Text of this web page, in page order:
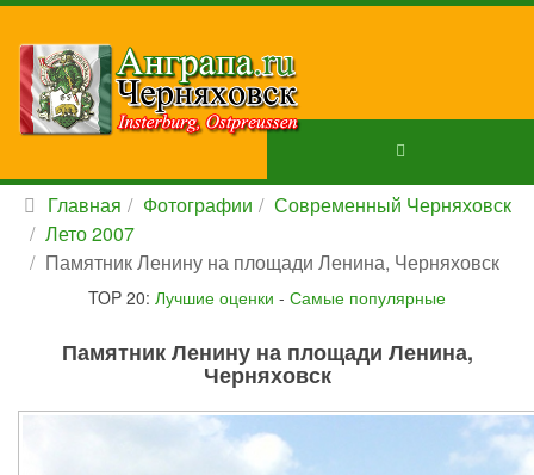
Главная Фотографии
Современный Черняховск
Лето 2007
Памятник Ленину на площади Ленина, Черняховск
TOP 20: Лучшие оценки - Самые популярные
Памятник Ленину на площади Ленина,
Черняховск